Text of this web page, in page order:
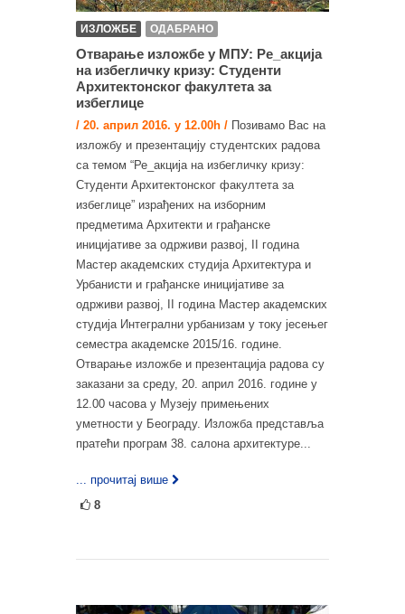
ИЗЛОЖБЕ ОДАБРАНО
Отварање изложбе у МПУ: Ре_акција
на избегличку кризу: Студенти
Архитектонског факултета за
избеглице
/ 20. април 2016. у 12.00h / Позивамо Вас на
изложбу и презентацију студентских радова
са темом “Ре_акција на избегличку кризу:
Студенти Архитектонског факултета за
избеглице” израђених на изборним
предметима Архитекти и грађанске
иницијативе за одрживи развој, II година
Мастер академских студија Архитектура и
Урбанисти и грађанске иницијативе за
одрживи развој, II година Мастер академских
студија Интегрални урбанизам у току јесењег
семестра академске 2015/16. године.
Отварање изложбе и презентација радова су
заказани за среду, 20. април 2016. године у
12.00 часова у Музеју примењених
уметности у Београду. Изложба представља
пратећи програм 38. салона архитектуре...
... прочитај више
8